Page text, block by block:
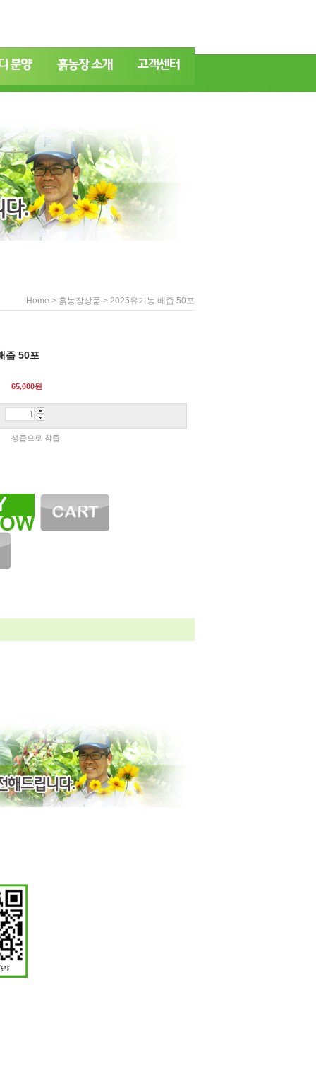
Home > 흙농장상품 > 2025유기농 배즙 50포
즙 50포
65,000원
생즙으로 착즙